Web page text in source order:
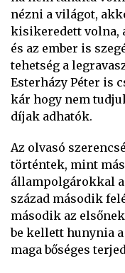
nézni a világot,
kisikeredett volna,
és az ember is
tehetség a
Esterházy Péter is
kár hogy nem
díjak adhatók.
Az olvasó
történtek, mint
állampolgárokkal a
század második
második az
be kellett hunynia
maga bőséges